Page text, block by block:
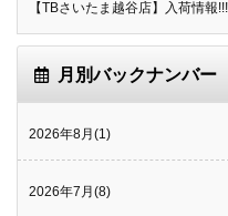
【TBさいたま越谷店】入荷情報!!!
月別バックナンバー
2026年8月(1)
2026年7月(8)